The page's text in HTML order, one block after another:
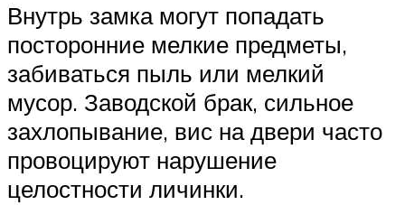
Внутрь замка могут попадать
посторонние мелкие предметы,
забиваться пыль или мелкий
мусор. Заводской брак, сильное
захлопывание, вис на двери часто
провоцируют нарушение
целостности личинки.